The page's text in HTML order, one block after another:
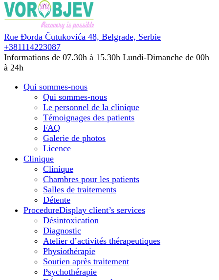
Rue Đorđa Čutukovića 48, Belgrade, Serbie
+381114223087
Informations de 07.30h à 15.30h Lundi-Dimanche de 00h
à 24h
Qui sommes-nous
Qui sommes-nous
Le personnel de la clinique
Témoignages des patients
FAQ
Galerie de photos
Licence
Сlinique
Сlinique
Chambres pour les patients
Salles de traitements
Détente
ProcedureDisplay client’s services
Désintoxication
Diagnostic
Atelier d’activités thérapeutiques
Physiothérapie
Soutien après traitement
Psychothérapie